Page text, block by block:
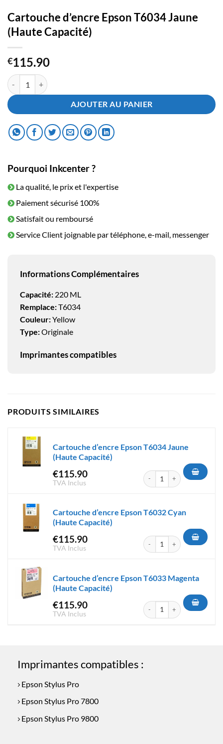
Cartouche d’encre Epson T6034 Jaune
(Haute Capacité)
€115.90
quantité de Cartouche d'encre Epson T6034 Jaune (Haute Capacité)
AJOUTER AU PANIER
Pourquoi Inkcenter ?
La qualité, le prix et l'expertise
Paiement sécurisé 100%
Satisfait ou remboursé
Service Client joignable par téléphone, e-mail, messenger
Informations Complémentaires
Capacité: 220 ML
Remplace:T6034
Couleur:Yellow
Type:Originale
Imprimantes compatibles
PRODUITS SIMILAIRES
Cartouche d’encre Epson T6034 Jaune
(Haute Capacité)
€115.90
TVA Inclus
quantité de Cartouche
Cartouche d’encre Epson T6032 Cyan
(Haute Capacité)
€115.90
TVA Inclus
quantité de Cartouche
Cartouche d’encre Epson T6033 Magenta
(Haute Capacité)
€115.90
TVA Inclus
quantité de Cartouche
Imprimantes compatibles :
Epson Stylus Pro
Epson Stylus Pro 7800
Epson Stylus Pro 9800